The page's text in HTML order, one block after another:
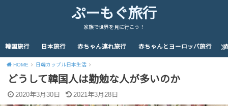
ぷーもぐ旅行
家族で世界を見に行こう！
韓国旅行 日本旅行 赤ちゃん連れ旅行 赤ちゃんとヨーロッパ旅行
HOME 日韓カップル日本生活
どうして韓国人は勤勉な人が多いのか
2020年3月30日 2021年3月28日